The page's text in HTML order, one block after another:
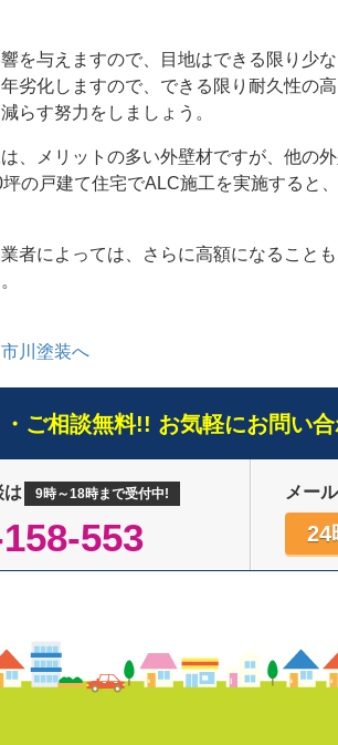
を与えますので、目地はできる限り少
劣化しますので、できる限り耐久性の
らす努力をしましょう。
、メリットの多い外壁材ですが、他の
の戸建て住宅でALC施工を実施すると
者によっては、さらに高額になること
川塗装へ
ご相談無料!! お気軽にお問い
は 9時～18時まで受付中!
553
メー
24